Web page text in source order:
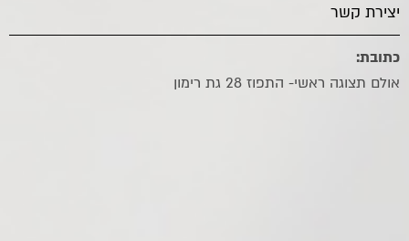
יצירת קשר
כתובת:
אולם תצוגה ראשי- התפוז 28 גת רימון